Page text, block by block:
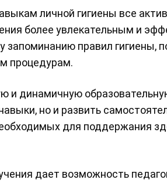
личной гигиены все
более увлекательным и
запоминанию правил
процедурам.
динамичную
но и развить
для поддержания
дает возможность